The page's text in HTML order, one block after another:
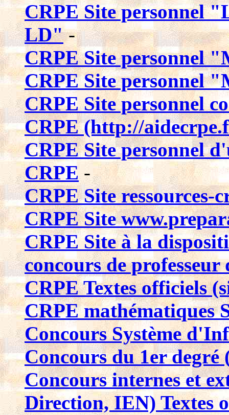
CRPE Site personnel
LD"-
CRPE Site personnel
CRPE Site personnel
CRPE Site personnel
CRPE (http://
CRPE Site personnel
CRPE -
CRPE Site ressources-
CRPE Site
CRPE Site à la
concours de professeur
CRPE Textes officiels
CRPE mathématiques
Concours Système
Concours du 1er degré
Concours internes et
Direction, IEN) Textes